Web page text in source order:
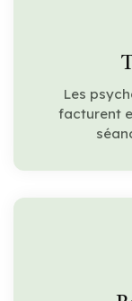
Les
facturent